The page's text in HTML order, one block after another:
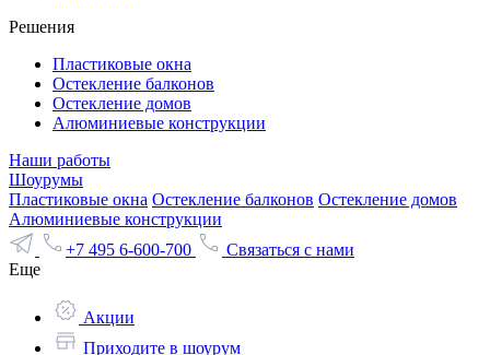
Решения
Пластиковые окна
Остекление балконов
Остекление домов
Алюминиевые конструкции
Наши работы
Шоурумы
Пластиковые окна Остекление балконов Остекление домов
Алюминиевые конструкции
+7 495 6-600-700
Связаться с нами
Еще
Акции
Приходите в шоурум